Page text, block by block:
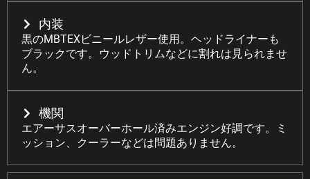
内装
黒のMBTEXビニールレザー使用。ヘッドライナーも
ブラックです。ウッドトリムなどに割れは見られませ
ん。
機関
エアーサスオーバーホール済みエンジン好調です。ミ
ッション、クーラーなどは問題ありません。